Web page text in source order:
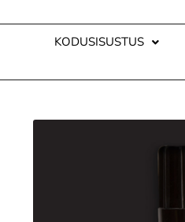
KODUSISUSTUS